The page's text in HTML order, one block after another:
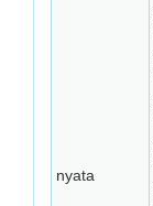
nyata